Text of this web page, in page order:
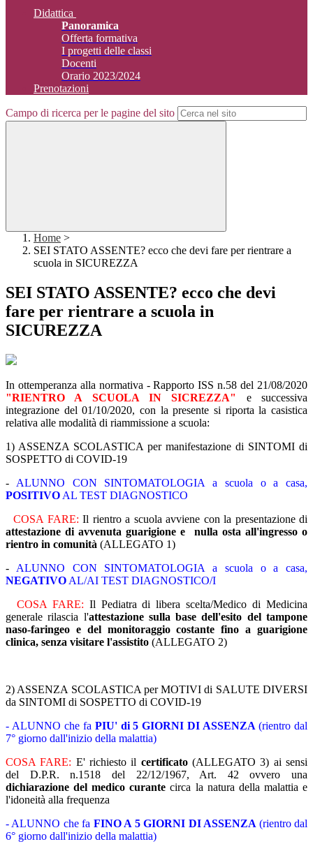
Didattica
Panoramica
Offerta formativa
I progetti delle classi
Docenti
Orario 2023/2024
Prenotazioni
Campo di ricerca per le pagine del sito
Home >
SEI STATO ASSENTE? ecco che devi fare per rientrare a
scuola in SICUREZZA
SEI STATO ASSENTE? ecco che devi
fare per rientrare a scuola in
SICUREZZA
In ottemperanza alla normativa - Rapporto ISS n.58 del 21/08/2020
"RIENTRO A SCUOLA IN SICREZZA"
e successiva
integrazione del 01/10/2020, con la presente si riporta la casistica
relativa alle modalità di riammissione a scuola:
1) ASSENZA SCOLASTICA per manifestazione di SINTOMI di
SOSPETTO di COVID-19
- ALUNNO CON SINTOMATOLOGIA a scuola o a casa,
POSITIVO AL TEST DIAGNOSTICO
COSA FARE: Il rientro a scuola avviene con la presentazione di
attestazione di avvenuta guarigione e nulla osta all'ingresso o
rientro in comunità (ALLEGATO 1)
- ALUNNO CON SINTOMATOLOGIA a scuola o a casa,
NEGATIVO AL/AI TEST DIAGNOSTICO/I
COSA FARE: Il Pediatra di libera scelta/Medico di Medicina
generale rilascia l'attestazione sulla base dell'esito del tampone
naso-faringeo e del monitoraggio costante fino a guarigione
clinica, senza visitare l'assistito (ALLEGATO 2)
2) ASSENZA SCOLASTICA per MOTIVI di SALUTE DIVERSI
da SINTOMI di SOSPETTO di COVID-19
- ALUNNO che fa PIU' di 5 GIORNI DI ASSENZA(rientro dal
7° giorno dall'inizio della malattia)
COSA FARE: E' richiesto il certificato(ALLEGATO 3) ai sensi
del D.P.R. n.1518 del 22/12/1967, Art. 42 ovvero una
dichiarazione del medico curantecirca la natura della malattia e
l'idoneità alla frequenza
- ALUNNO che fa FINO A 5 GIORNI DI ASSENZA (rientro dal
6° giorno dall'inizio della malattia)